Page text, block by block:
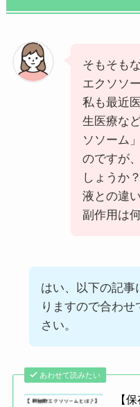
そもそも
エクソソ
私も最近
生医療な
ソソーム
のですが
しょうか
液との違
副作用は
はい、以下の記事
りますので合わ
さい。
あわせて読みたい
【